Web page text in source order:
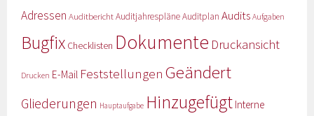
Adressen AuditberichtAuditjahrespläneAuditplan Audits Aufgaben
Bugfix Checklisten Dokumente Druckansicht
Drucken E-Mail Feststellungen Geändert
Gliederungen Hauptaufgabe Hinzugefügt Interne